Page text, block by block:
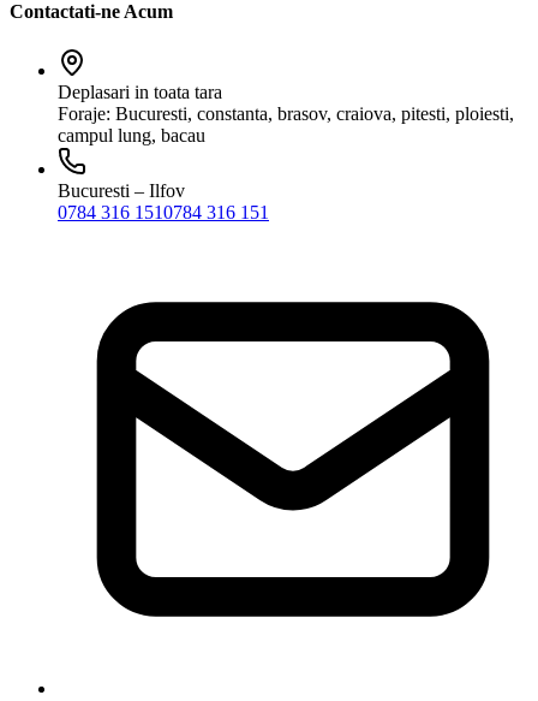
Contactati-ne Acum
Deplasari in toata tara
Foraje: Bucuresti, constanta, brasov, craiova, pitesti, ploiesti,
campul lung, bacau
Bucuresti – Ilfov
0784 316 1510784 316 151